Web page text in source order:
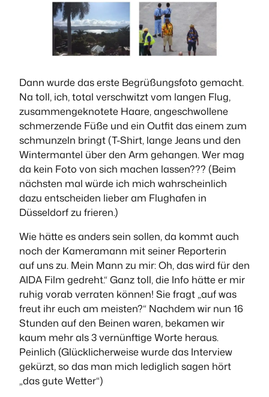
Dann wurde das erste Begrüßungsfoto gemacht.
Na toll, ich, total verschwitzt vom langen Flug,
zusammengeknotete Haare, angeschwollene
schmerzende Füße und ein Outfit das einem zum
schmunzeln bringt (T-Shirt, lange Jeans und den
Wintermantel über den Arm gehangen. Wer mag
da kein Foto von sich machen lassen??? (Beim
nächsten mal würde ich mich wahrscheinlich
dazu entscheiden lieber am Flughafen in
Düsseldorf zu frieren.)
Wie hätte es anders sein sollen, da kommt auch
noch der Kameramann mit seiner Reporterin
auf uns zu. Mein Mann zu mir: Oh, das wird für den
AIDA Film gedreht.“ Ganz toll, die Info hätte er mir
ruhig vorab verraten können! Sie fragt „auf was
freut ihr euch am meisten?“ Nachdem wir nun 16
Stunden auf den Beinen waren, bekamen wir
kaum mehr als 3 vernünftige Worte heraus.
Peinlich (Glücklicherweise wurde das Interview
gekürzt, so das man mich lediglich sagen hört
„das gute Wetter“)